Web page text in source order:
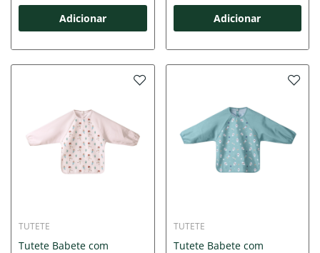
Adicionar Adicionar
TUTETE
Tutete Babete com
TUTETE
Tutete Babete com